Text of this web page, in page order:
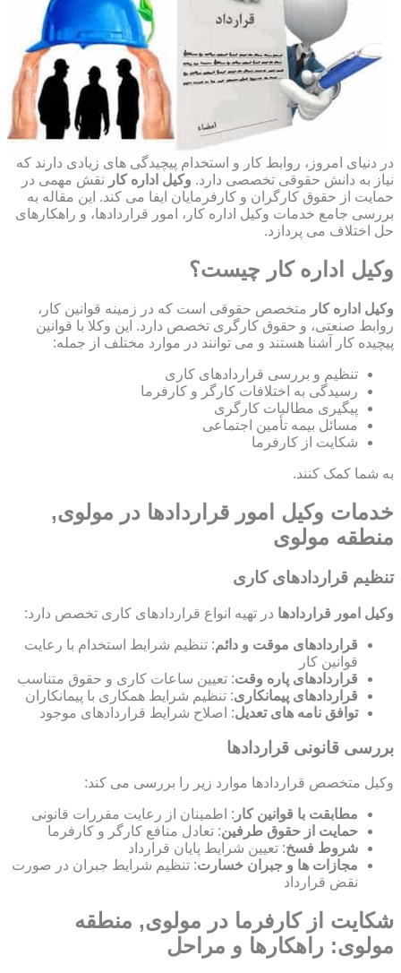
در دنیای امروز، روابط کار و استخدام پیچیدگی های زیادی دارند که
نیاز به دانش حقوقی تخصصی دارد. وکیل اداره کار نقش مهمی در
حمایت از حقوق کارگران و کارفرمایان ایفا می کند. این مقاله به
بررسی جامع خدمات وکیل اداره کار، امور قراردادها، و راهکارهای
حل اختلاف می پردازد.
وکیل اداره کار چیست؟
وکیل اداره کار متخصص حقوقی است که در زمینه قوانین کار،
روابط صنعتی، و حقوق کارگری تخصص دارد. این وکلا با قوانین
پیچیده کار آشنا هستند و می توانند در موارد مختلف از جمله:
تنظیم و بررسی قراردادهای کاری
رسیدگی به اختلافات کارگر و کارفرما
پیگیری مطالبات کارگری
مسائل بیمه تأمین اجتماعی
شکایت از کارفرما
به شما کمک کنند.
خدمات وکیل امور قراردادها در مولوی,
منطقه مولوی
تنظیم قراردادهای کاری
وکیل امور قراردادها در تهیه انواع قراردادهای کاری تخصص دارد:
قراردادهای موقت و دائم: تنظیم شرایط استخدام با رعایت
قوانین کار
قراردادهای پاره وقت: تعیین ساعات کاری و حقوق متناسب
قراردادهای پیمانکاری: تنظیم شرایط همکاری با پیمانکاران
توافق نامه های تعدیل: اصلاح شرایط قراردادهای موجود
بررسی قانونی قراردادها
وکیل متخصص قراردادها موارد زیر را بررسی می کند:
مطابقت با قوانین کار : اطمینان از رعایت مقررات قانونی
حمایت از حقوق طرفین: تعادل منافع کارگر و کارفرما
شروط فسخ: تعیین شرایط پایان قرارداد
مجازات ها و جبران خسارت: تنظیم شرایط جبران در صورت
نقض قرارداد
شکایت از کارفرما در مولوی, منطقه
مولوی: راهکارها و مراحل